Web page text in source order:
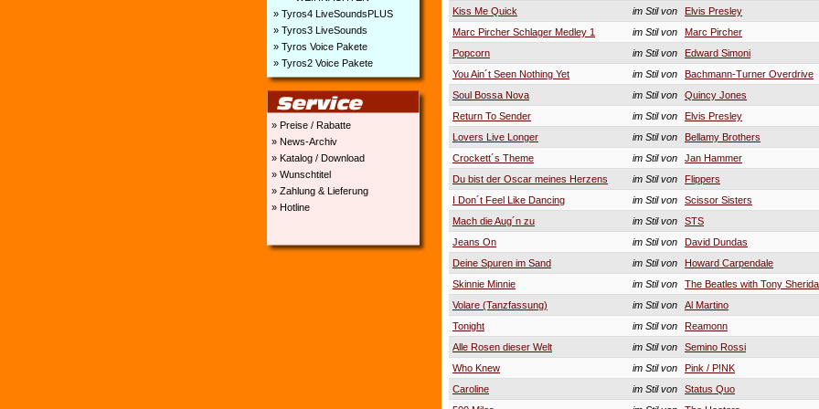
» Tyros4 LiveSoundsPLUS
» Tyros3 LiveSounds
» Tyros Voice Pakete
» Tyros2 Voice Pakete
» Preise / Rabatte
» News-Archiv
» Katalog / Download
» Wunschtitel
» Zahlung & Lieferung
» Hotline
Kiss Me Quick im Stil von
Elvis Presley
Marc Pircher Schlager Medley 1
im Stil von
Marc Pircher
Popcorn
im Stil von
Edward Simoni
You Ain´t Seen Nothing Yet
im Stil von
Bachmann-Turner Overdrive
Soul Bossa Nova
im Stil von
Quincy Jones
Return To Sender
im Stil von
Elvis Presley
Lovers Live Longer
im Stil von
Bellamy Brothers
Crockett´s Theme
im Stil von
Jan Hammer
Du bist der Oscar meines Herzens
im Stil von
Flippers
I Don´t Feel Like Dancing
im Stil von
Scissor Sisters
Mach die Aug´n zu
im Stil von
STS
Jeans On
im Stil von
David Dundas
Deine Spuren im Sand
im Stil von
Howard Carpendale
Skinnie Minnie
im Stil von
The Beatles with Tony
Volare (Tanzfassung)
im Stil von
Al Martino
Tonight
im Stil von
Reamonn
Alle Rosen dieser Welt
im Stil von
Semino Rossi
Who Knew
im Stil von
Pink / P!NK
Caroline
im Stil von
Status Quo